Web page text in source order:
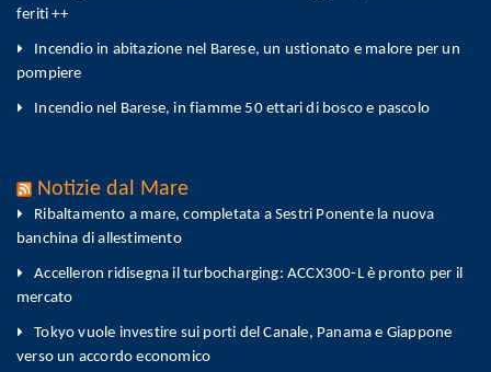
feriti ++
Incendio in abitazione nel Barese, un ustionato e malore per un
pompiere
Incendio nel Barese, in fiamme 50 ettari di bosco e pascolo
Notizie dal Mare
Ribaltamento a mare, completata a Sestri Ponente la nuova
banchina di allestimento
Accelleron ridisegna il turbocharging: ACCX300-L è pronto per il
mercato
Tokyo vuole investire sui porti del Canale, Panama e Giappone
verso un accordo economico